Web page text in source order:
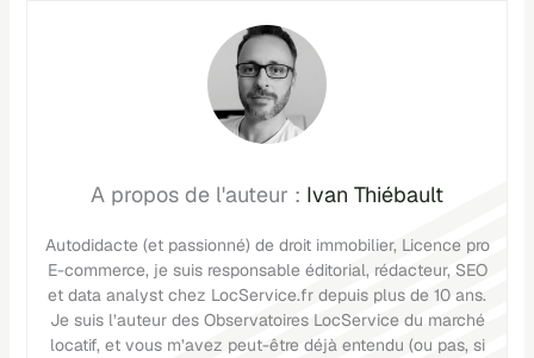
Ivan Thiébault
Autodidacte (et passionné) de droit immobilier, Licence pro
E-commerce, je suis responsable éditorial, rédacteur, SEO
et data analyst chez LocService.fr depuis plus de 10 ans.
Je suis l’auteur des Observatoires LocService du marché
locatif, et vous m’avez peut-être déjà entendu (ou pas, si